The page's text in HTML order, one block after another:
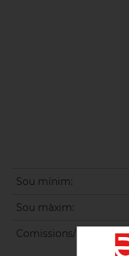
Sou mínim:
Sou màxim:
Comissions/Incentius: